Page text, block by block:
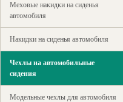
Меховые накидки на сиденья
автомобиля
Накидки на сиденья автомобиля
Чехлы на автомобильные
сидения
Модельные чехлы для автомобиля